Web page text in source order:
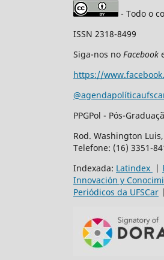
- Todo o
ISSN 2318-8499
Siga-nos no Facebook
https://
PPGPol - Pós-
Rod. Washington Luis,
Telefone: (16) 3351-
Indexada: Latindex |
Innovación y
Periódicos da UFSCar |